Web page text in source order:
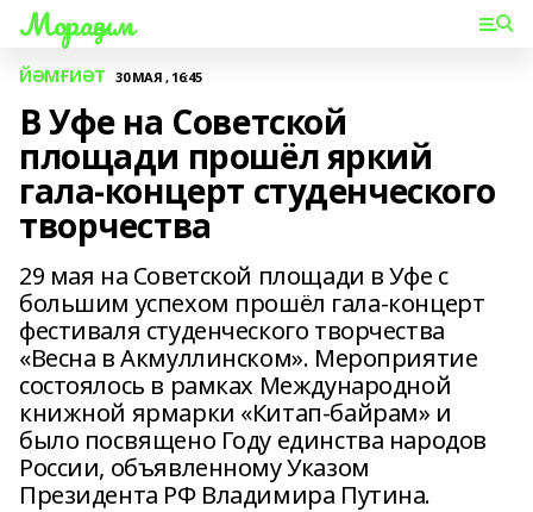
Мораҙым
ЙӘМҒИӘТ 30 МАЯ , 16:45
В Уфе на Советской
площади прошёл яркий
гала‑концерт студенческого
творчества
29 мая на Советской площади в Уфе с
большим успехом прошёл гала‑концерт
фестиваля студенческого творчества
«Весна в Акмуллинском». Мероприятие
состоялось в рамках Международной
книжной ярмарки «Китап‑байрам» и
было посвящено Году единства народов
России, объявленному Указом
Президента РФ Владимира Путина.